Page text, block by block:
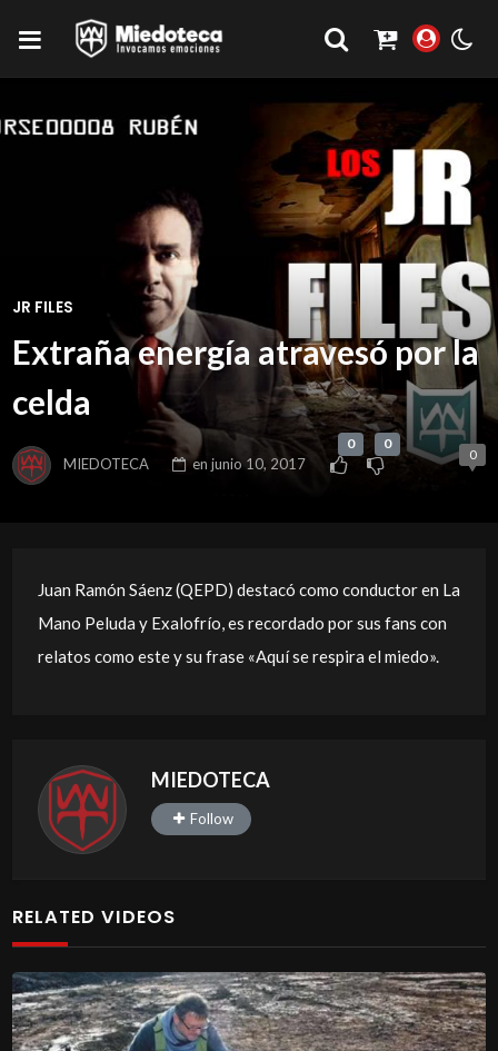
JR FILES
Extraña energía atravesó por la
celda
MIEDOTECA en junio 10, 2017
0 0
0
Juan Ramón Sáenz (QEPD) destacó como conductor en La
Mano Peluda y Exalofrío, es recordado por sus fans con
relatos como este y su frase «Aquí se respira el miedo».
MIEDOTECA
Follow
RELATED VIDEOS